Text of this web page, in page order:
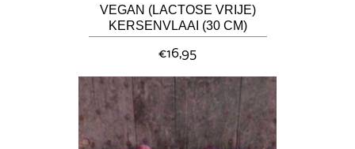
VEGAN (LACTOSE VRIJE)
KERSENVLAAI (30 CM)
€16,95